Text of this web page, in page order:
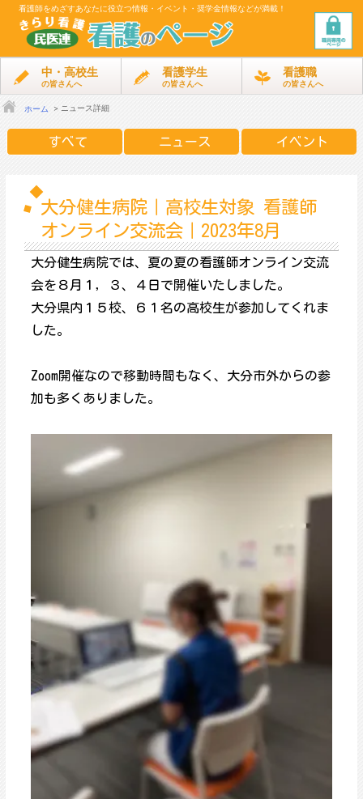
看護師をめざすあなたに役立つ情報・イベント・奨学金情報などが満載！
中・高校生
の皆さんへ
看護学生
の皆さんへ
看護職
の皆さんへ
ホーム ニュース詳細
すべて ニュース イベント
大分健生病院｜高校生対象 看護師
オンライン交流会｜2023年8月
大分健生病院では、夏の夏の看護師オンライン交流
会を８月１，３、４日で開催いたしました。
大分県内１５校、６１名の高校生が参加してくれま
した。
Zoom開催なので移動時間もなく、大分市外からの参
加も多くありました。